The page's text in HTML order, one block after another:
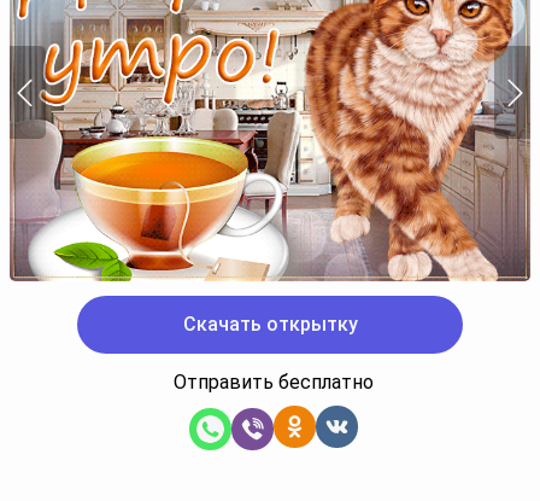
Скачать открытку
Отправить бесплатно